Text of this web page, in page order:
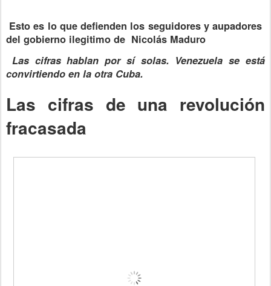
Esto es lo que defienden los seguidores y aupadores
del gobierno ilegitimo de Nicolás Maduro
Las cifras hablan por sí solas. Venezuela se está
convirtiendo en la otra Cuba.
Las cifras de una revolución
fracasada